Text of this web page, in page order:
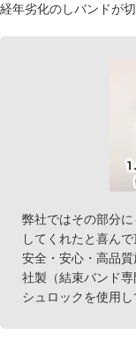
経年劣化のしバンドが
弊社ではその部分
してくれたと喜ん
安全・安心・高品
社製（結束バンド
シュロックを使用し